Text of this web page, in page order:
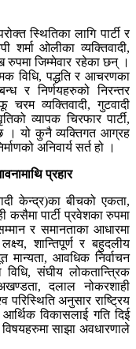
स्थितिका लागि पार्टी र
ओलीका व्यक्तिवादी,
रुपमा जिम्मेवार रहेका छन् ।
विधि, पद्धति र आचरणका
र निर्णयहरुको निरन्तर
व्यक्तिवादी, गुटवादी
व्यापक चिरफार पार्टी,
। यो कुनै व्यक्तिगत आग्रह
अनिवार्य सर्त हो ।
प्रहार
केन्द्र)का बीचको एकता,
कसैमा पार्टी प्रवेशका रुपमा
र समानताका आधारमा
शान्तिपूर्ण र बहुदलीय
मान्यता, आवधिक निर्वाचन
विधि, संघीय लोकतान्त्रिक
दलाल नोकरशाही
परिस्थिति अनुसार राष्ट्रिय
विकासलाई गति दिई
साझा अवधारणाले